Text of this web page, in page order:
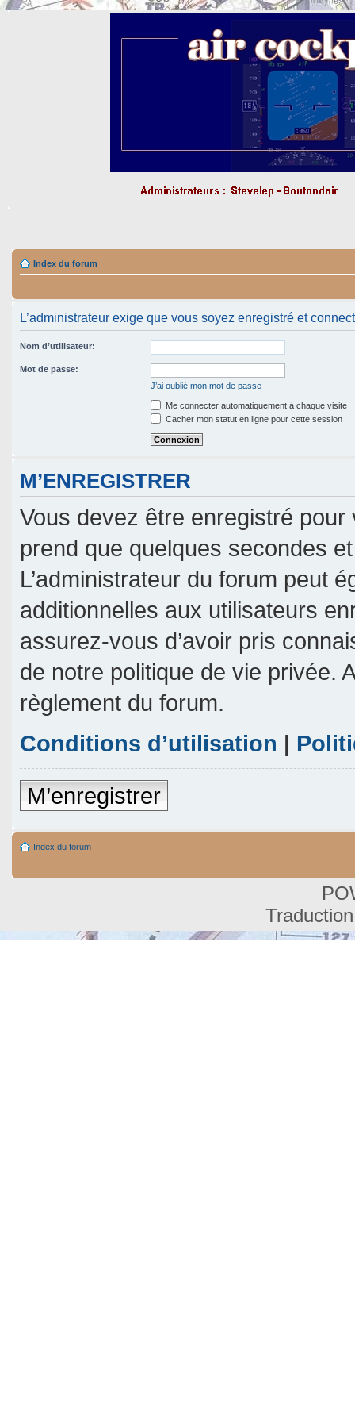
Index du forum
L’administrateur exige que vous soyez enregistré et
Nom d’utilisateur:
Mot de passe:
J’ai oublié mon mot de passe
Me connecter automatiquement à chaque visite
Cacher mon statut en ligne pour cette session
M’ENREGISTRER
Vous devez être enregistré pour
prend que quelques secondes
L’administrateur du forum peut
additionnelles aux utilisateurs
assurez-vous d’avoir pris
de notre politique de vie privée.
règlement du forum.
Conditions d’utilisation |
M’enregistrer
Index du forum